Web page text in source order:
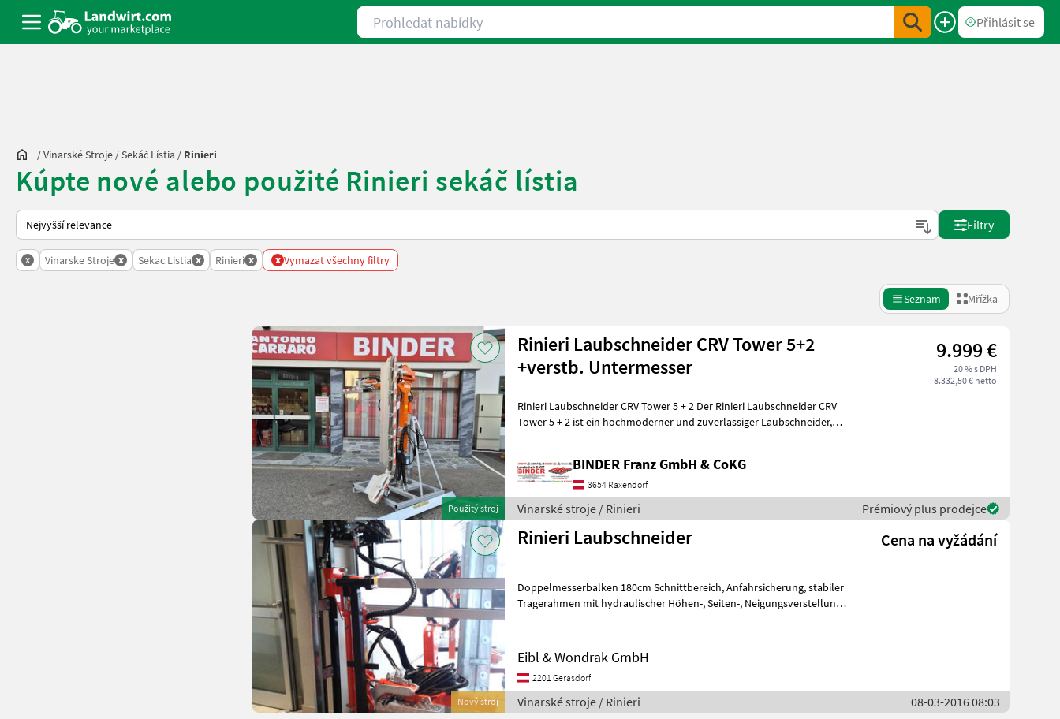
Prohledat nabídky
Přihlásit se
/Vinarské Stroje /Sekáč Lístia / Rinieri
Kúpte nové alebo použité Rinieri sekáč lístia
Takto se řadí nabídky na Landwirt.com
Filtry
x Vinarske Stroje x Sekac Listia x Rinieri x x Vymazat všechny filtry
Seznam Mřížka
Použitý stroj
Rinieri Laubschneider CRV Tower 5+2
+verstb. Untermesser
9.999 €
20 % s DPH
8.332,50 € netto
Rinieri Laubschneider CRV Tower 5 + 2 Der Rinieri Laubschneider CRV
Tower 5 + 2 ist ein hochmoderner und zuverlässiger Laubschneider,
BINDER Franz GmbH & CoKG
3654 Raxendorf
Vinarské stroje / Rinieri Prémiový plus prodejce
Nový stroj
Rinieri Laubschneider Cena na vyžádání
Doppelmesserbalken 180cm Schnittbereich, Anfahrsicherung, stabiler
Tragerahmen mit hydraulischer Höhen-, Seiten-, Neigungsverstellung,
Eibl & Wondrak GmbH
2201 Gerasdorf
Vinarské stroje / Rinieri 08-03-2016 08:03